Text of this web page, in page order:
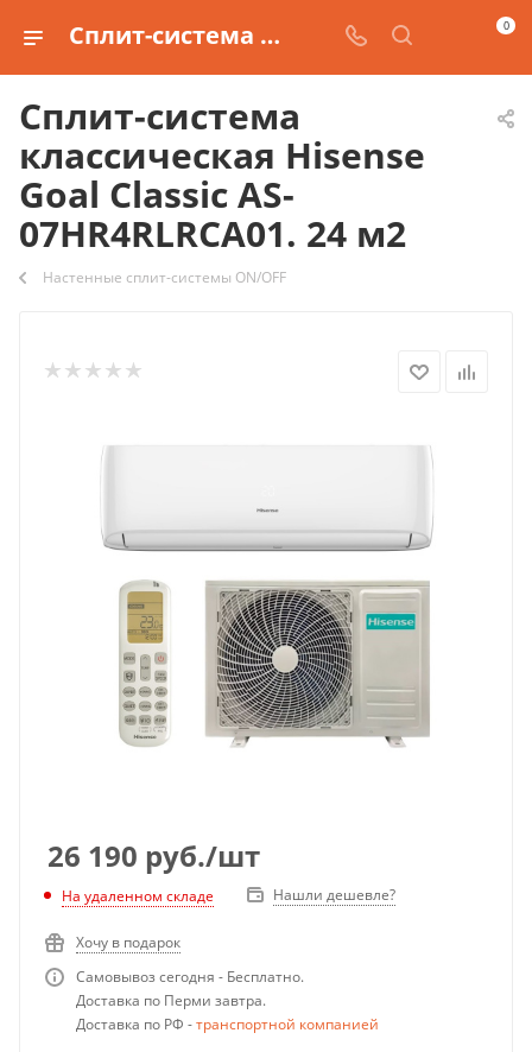
Сплит-система классическая Hisense Goal Classic AS-07HR4RLRCA01. 24 м2 купить 0
Сплит-система
классическая Hisense
Goal Classic AS-
07HR4RLRCA01. 24 м2
Настенные сплит-системы ON/OFF
26 190 руб./шт
На удаленном складе Нашли дешевле?
Хочу в подарок
Самовывоз сегодня - Бесплатно.
Доставка по Перми завтра.
Доставка по РФ -транспортной компанией